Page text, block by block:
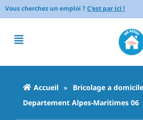
Vous cherchez un emploi ?C'est par ici !
Accueil » Bricolage a domicile
Departement Alpes-Maritimes 06